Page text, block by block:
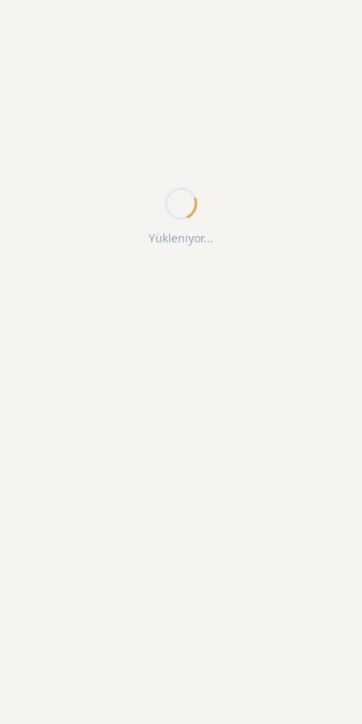
Yükleniyor...